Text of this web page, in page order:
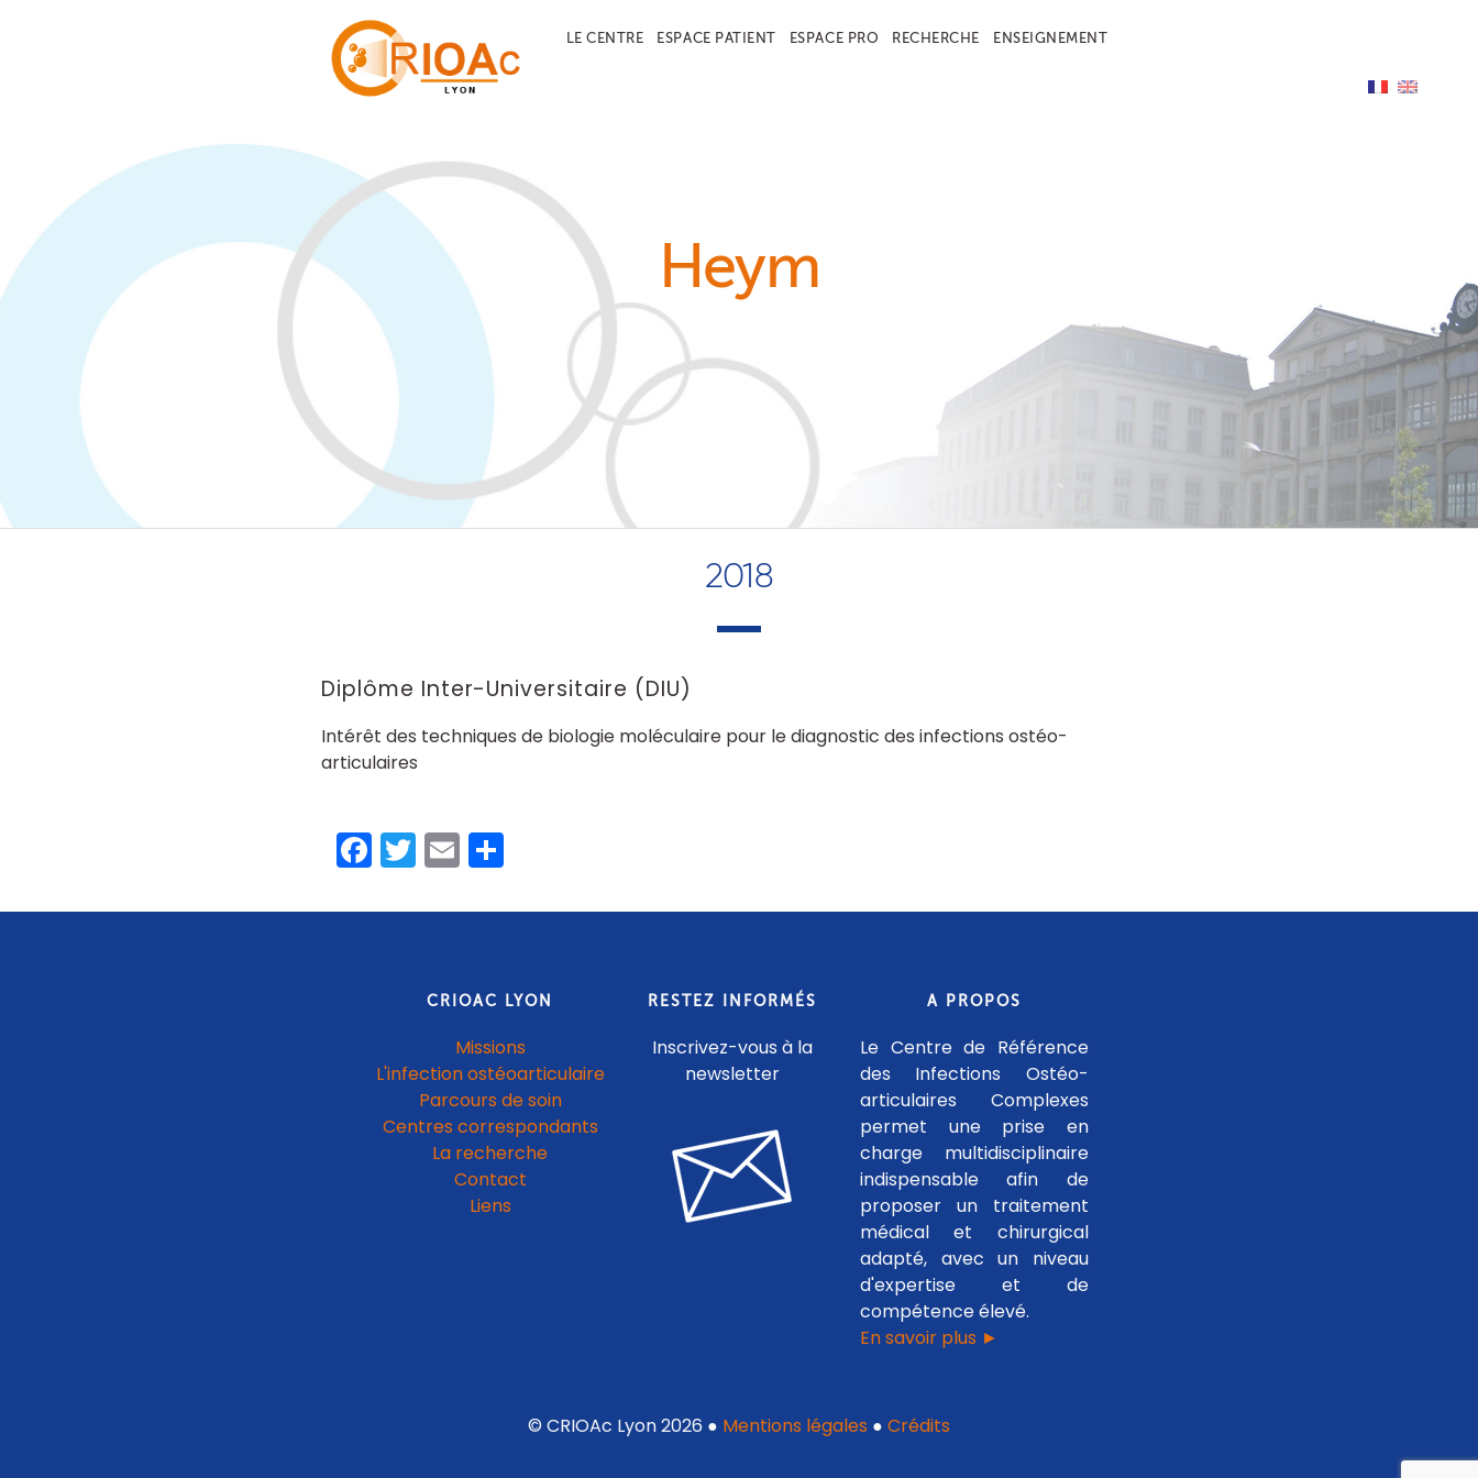
LE CENTRE ESPACE PATIENT ESPACE PRO RECHERCHE ENSEIGNEMENT
Heym
2018
Diplôme Inter-Universitaire (DIU)
Intérêt des techniques de biologie moléculaire pour le diagnostic des infections ostéo-
articulaires
Facebook
Twitter
Email
CRIOAC LYON
Missions
L'infection ostéoarticulaire
Parcours de soin
Centres correspondants
La recherche
Contact
Liens
RESTEZ INFORMÉS
Inscrivez-vous à la
newsletter
A PROPOS
Le Centre de Référence
des Infections Ostéo-
articulaires Complexes
permet une prise en
charge multidisciplinaire
indispensable afin de
proposer un traitement
médical et chirurgical
adapté, avec un niveau
d'expertise et de
compétence élevé.
En savoir plus ►
© CRIOAc Lyon 2026 ● Mentions légales ● Crédits